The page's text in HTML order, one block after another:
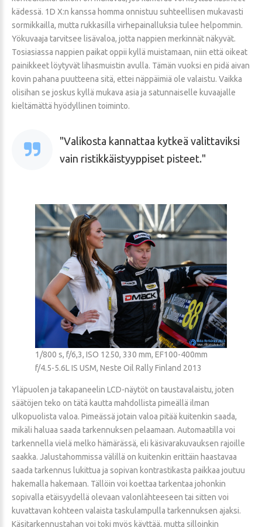
kädessä. 1D X:n kanssa homma onnistuu suhteellisen mukavasti
sormikkailla, mutta rukkasilla virhepainalluksia tulee helpommin.
Yökuvaaja tarvitsee lisävaloa, jotta nappien merkinnät näkyvät.
Tosiasiassa nappien paikat oppii kyllä muistamaan, niin että oikeat
painikkeet löytyvät lihasmuistin avulla. Tämän vuoksi en pidä aivan
kovin pahana puutteena sitä, ettei näppäimiä ole valaistu. Vaikka
olisihan se joskus kyllä mukava asia ja satunnaiselle kuvaajalle
kieltämättä hyödyllinen toiminto.
Valikosta kannattaa kytkeä valittaviksi
vain ristikkäistyyppiset pisteet.
1/800 s, f/6,3, ISO 1250, 330 mm, EF100-400mm
f/4.5-5.6L IS USM, Neste Oil Rally Finland 2013
Yläpuolen ja takapaneelin LCD-näytöt on taustavalaistu, joten
säätöjen teko on tätä kautta mahdollista pimeällä ilman
ulkopuolista valoa. Pimeässä jotain valoa pitää kuitenkin saada,
mikäli haluaa saada tarkennuksen pelaamaan. Automaatilla voi
tarkennella vielä melko hämärässä, eli käsivarakuvauksen rajoille
saakka. Jalustahommissa välillä on kuitenkin erittäin haastavaa
saada tarkennus lukittua ja sopivan kontrastikasta paikkaa joutuu
hakemalla hakemaan. Tällöin voi koettaa tarkentaa johonkin
sopivalla etäisyydellä olevaan valonlähteeseen tai sitten voi
kuvattavan kohteen valaista taskulampulla tarkennuksen ajaksi.
Käsitarkennustahan voi toki myös käyttää, mutta silloinkin